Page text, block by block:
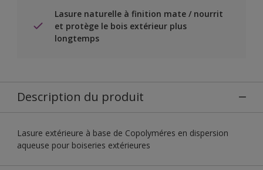
Lasure naturelle à finition mate / nourrit
et protège le bois extérieur plus
longtemps
Description du produit
Lasure extérieure à base de Copolyméres en dispersion
aqueuse pour boiseries extérieures